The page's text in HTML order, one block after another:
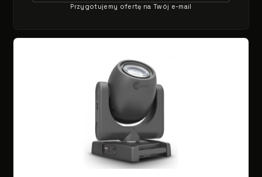
Przygotujemy ofertę na Twój e-mail